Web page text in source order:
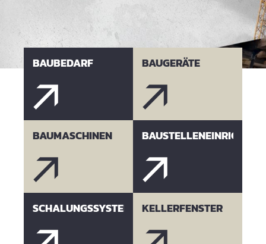
BAUBEDARF BAUGERÄTE
BAUMASCHINEN
SCHALUNGSSYSTEME KELLERFENSTER